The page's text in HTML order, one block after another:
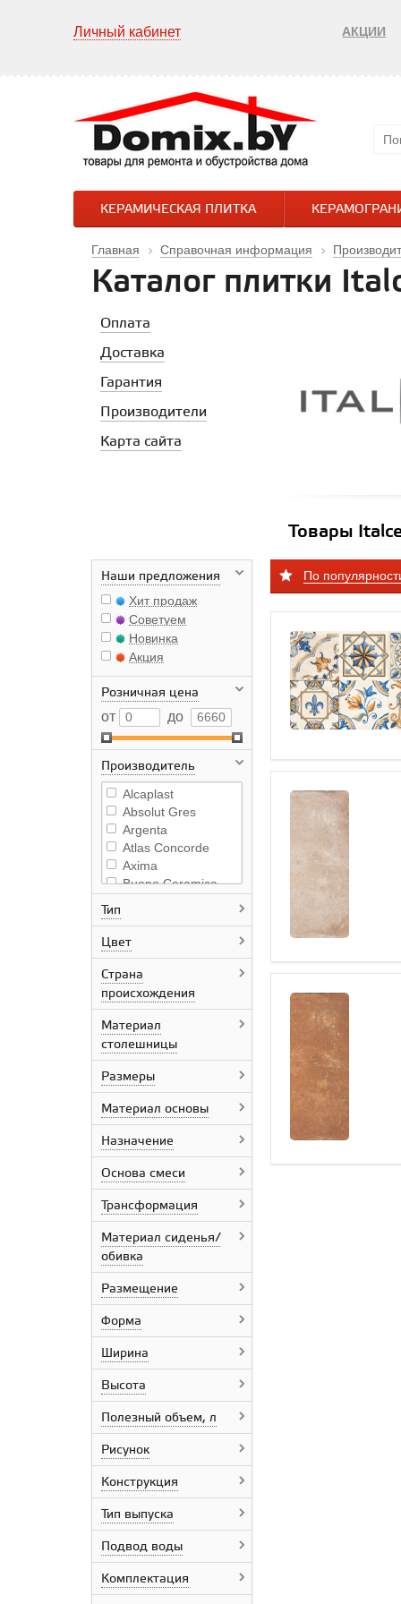
Личный кабинет АКЦИИ
КЕРАМИЧЕСКАЯ ПЛИТКА
Главная Справочная информация
Каталог плитки
Оплата
Доставка
Гарантия
Производители
Карта сайта
Товары
Наши предложения
Хит продаж
Советуем
Новинка
Акция
Розничная цена
от
до
Производитель
Alcaplast
Absolut Gres
Argenta
Atlas Concorde
Axima
Buono Ceramica
Grossman
Geotiles Ceramica
Bonapart
Bonito Home
ColiseumGres
Ceramica Rondine
Casati Ceramica
Creavit
Cersanit
сантехника
Cersanit
Ceresit
Ceraland
Cerrad
Equipe Cerámicas
Estima
Ceramika Paradyz
Geberit
Italon
Imola Ceramica
IDALGO
KTL Ceramicas
Krea Ceramica
Kerakoll
Kerranova
Laparet
LCM
Lumacer
Mito
Motive
Meissen Keramik
Netto Plus
NT Ceramic
Panaria Ceramica
Prissmacer
Тип
Цвет
Страна
происхождения
Материал
столешницы
Размеры
Материал основы
Назначение
Основа смеси
Трансформация
Материал сиденья/
обивка
Размещение
Форма
Ширина
Высота
Полезный объем, л
Рисунок
Конструкция
Тип выпуска
Подвод воды
Комплектация
По